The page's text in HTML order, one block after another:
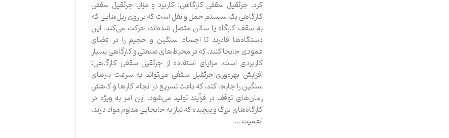
کرد. جرثقیل سقفی کارگاهی: کاربرد و مزایا جرثقیل سقفی
کارگاهی یک سیستم حمل و نقل است که بر روی ریل‌هایی که
به سقف کارگاه یا سالن متصل شده‌اند، حرکت می‌کند. این
دستگاه‌ها قادرند تا اجسام سنگین و حجیم را در فضای
عمودی جابجا کنند، که در محیط‌های صنعتی و کارگاهی بسیار
کاربردی است. مزایای استفاده از جرثقیل سقفی کارگاهی:
افزایش بهره‌وری:جرثقیل سقفی می‌تواند به سرعت بارهای
سنگین را جابجا کند، که باعث تسریع در انجام کارها و کاهش
زمان‌های توقف در فرآیند تولید می‌شود. این امر به ویژه در
کارگاه‌های بزرگ و پیچیده که نیاز به جابجایی مداوم مواد دارند،
اهمیت …